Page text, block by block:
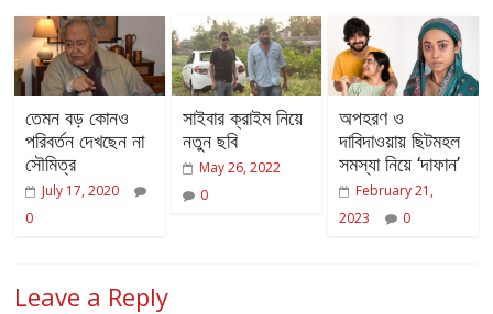
তেমন বড় কোনও
পরিবর্তন দেখছেন না
সৌমিত্র
July 17, 2020
0
সাইবার ক্রাইম নিয়ে
নতুন ছবি
May 26, 2022
0
অপহরণ ও
দাবিদাওয়ায় ছিটমহল
সমস্যা নিয়ে ‘দাফান’
February 21,
2023
0
Leave a Reply